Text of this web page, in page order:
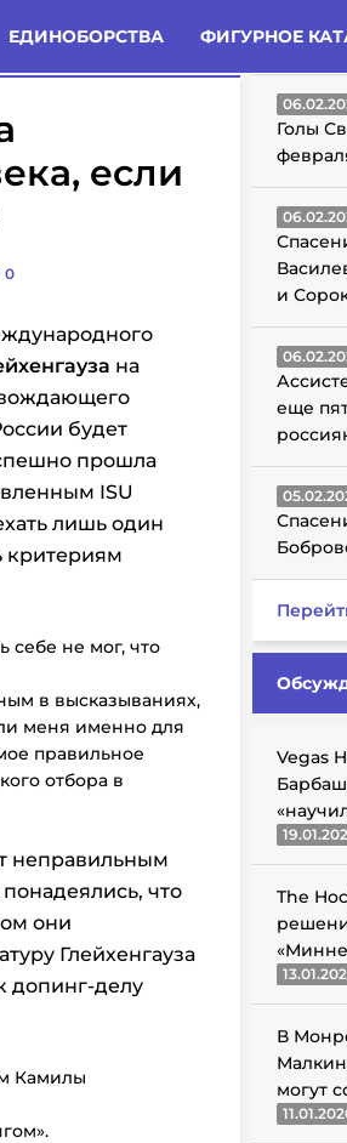
ЕДИНОБОРСТВА ФИГУРНОЕ
если
0
на
будет
прошла
ISU
лишь один
критериям
себе не мог, что
в высказываниях,
меня именно для
правильное
отбора в
неправильным
что
они
Глейхенгауза
допинг-делу
Камилы
Голы
и
еще
Vegas
The
В
могут